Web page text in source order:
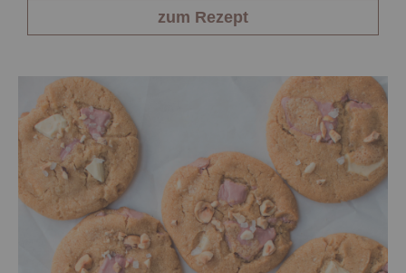
zum Rezept